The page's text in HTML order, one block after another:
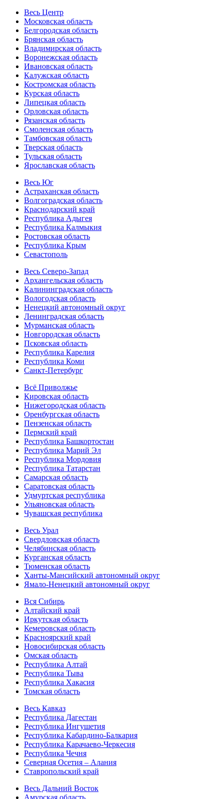
Весь Центр
Московская область
Белгородская область
Брянская область
Владимирская область
Воронежская область
Ивановская область
Калужская область
Костромская область
Курская область
Липецкая область
Орловская область
Рязанская область
Смоленская область
Тамбовская область
Тверская область
Тульская область
Ярославская область
Весь Юг
Астраханская область
Волгоградская область
Краснодарский край
Республика Адыгея
Республика Калмыкия
Ростовская область
Республика Крым
Севастополь
Весь Северо-Запад
Архангельская область
Калининградская область
Вологодская область
Ненецкий автономный округ
Ленинградская область
Мурманская область
Новгородская область
Псковская область
Республика Карелия
Республика Коми
Санкт-Петербург
Всё Приволжье
Кировская область
Нижегородская область
Оренбургская область
Пензенская область
Пермский край
Республика Башкортостан
Республика Марий Эл
Республика Мордовия
Республика Татарстан
Самарская область
Саратовская область
Удмуртская республика
Ульяновская область
Чувашская республика
Весь Урал
Свердловская область
Челябинская область
Курганская область
Тюменская область
Ханты-Мансийский автономный округ
Ямало-Ненецкий автономный округ
Вся Сибирь
Алтайский край
Иркутская область
Кемеровская область
Красноярский край
Новосибирская область
Омская область
Республика Алтай
Республика Тыва
Республика Хакасия
Томская область
Весь Кавказ
Республика Дагестан
Республика Ингушетия
Республика Кабардино-Балкария
Республика Карачаево-Черкесия
Республика Чечня
Северная Осетия – Алания
Ставропольский край
Весь Дальний Восток
Амурская область